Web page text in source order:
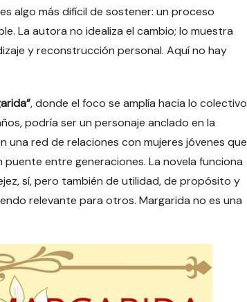
algo más difícil de sostener: un proceso
La autora no idealiza el cambio; lo muestra
y reconstrucción personal. Aquí no hay
, donde el foco se amplía hacia lo colectivo
podría ser un personaje anclado en la
una red de relaciones con mujeres jóvenes que
entre generaciones. La novela funciona
sí, pero también de utilidad, de propósito y
relevante para otros. Margarida no es una